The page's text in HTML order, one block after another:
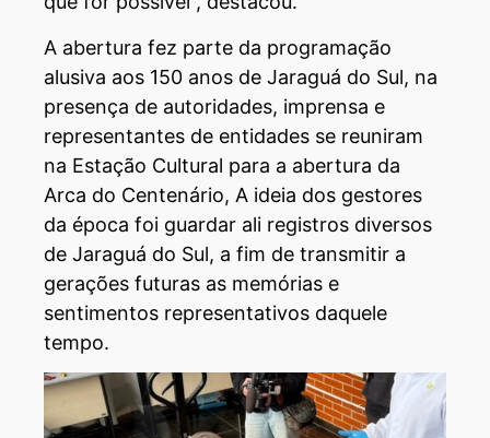
A abertura fez parte da programação
alusiva aos 150 anos de Jaraguá do Sul, na
presença de autoridades, imprensa e
representantes de entidades se reuniram
na Estação Cultural para a abertura da
Arca do Centenário, A ideia dos gestores
da época foi guardar ali registros diversos
de Jaraguá do Sul, a fim de transmitir a
gerações futuras as memórias e
sentimentos representativos daquele
tempo.